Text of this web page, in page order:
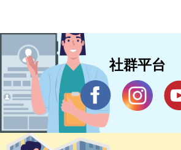
社群平台